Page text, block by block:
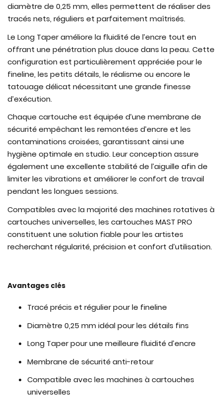
diamètre de 0,25 mm, elles permettent de réaliser des
tracés nets, réguliers et parfaitement maîtrisés.
Le Long Taper améliore la fluidité de l’encre tout en
offrant une pénétration plus douce dans la peau. Cette
configuration est particulièrement appréciée pour le
fineline, les petits détails, le réalisme ou encore le
tatouage délicat nécessitant une grande finesse
d’exécution.
Chaque cartouche est équipée d’une membrane de
sécurité empêchant les remontées d’encre et les
contaminations croisées, garantissant ainsi une
hygiène optimale en studio. Leur conception assure
également une excellente stabilité de l’aiguille afin de
limiter les vibrations et améliorer le confort de travail
pendant les longues sessions.
Compatibles avec la majorité des machines rotatives à
cartouches universelles, les cartouches MAST PRO
constituent une solution fiable pour les artistes
recherchant régularité, précision et confort d’utilisation.
Avantages clés
Tracé précis et régulier pour le fineline
Diamètre 0,25 mm idéal pour les détails fins
Long Taper pour une meilleure fluidité d’encre
Membrane de sécurité anti-retour
Compatible avec les machines à cartouches
universelles